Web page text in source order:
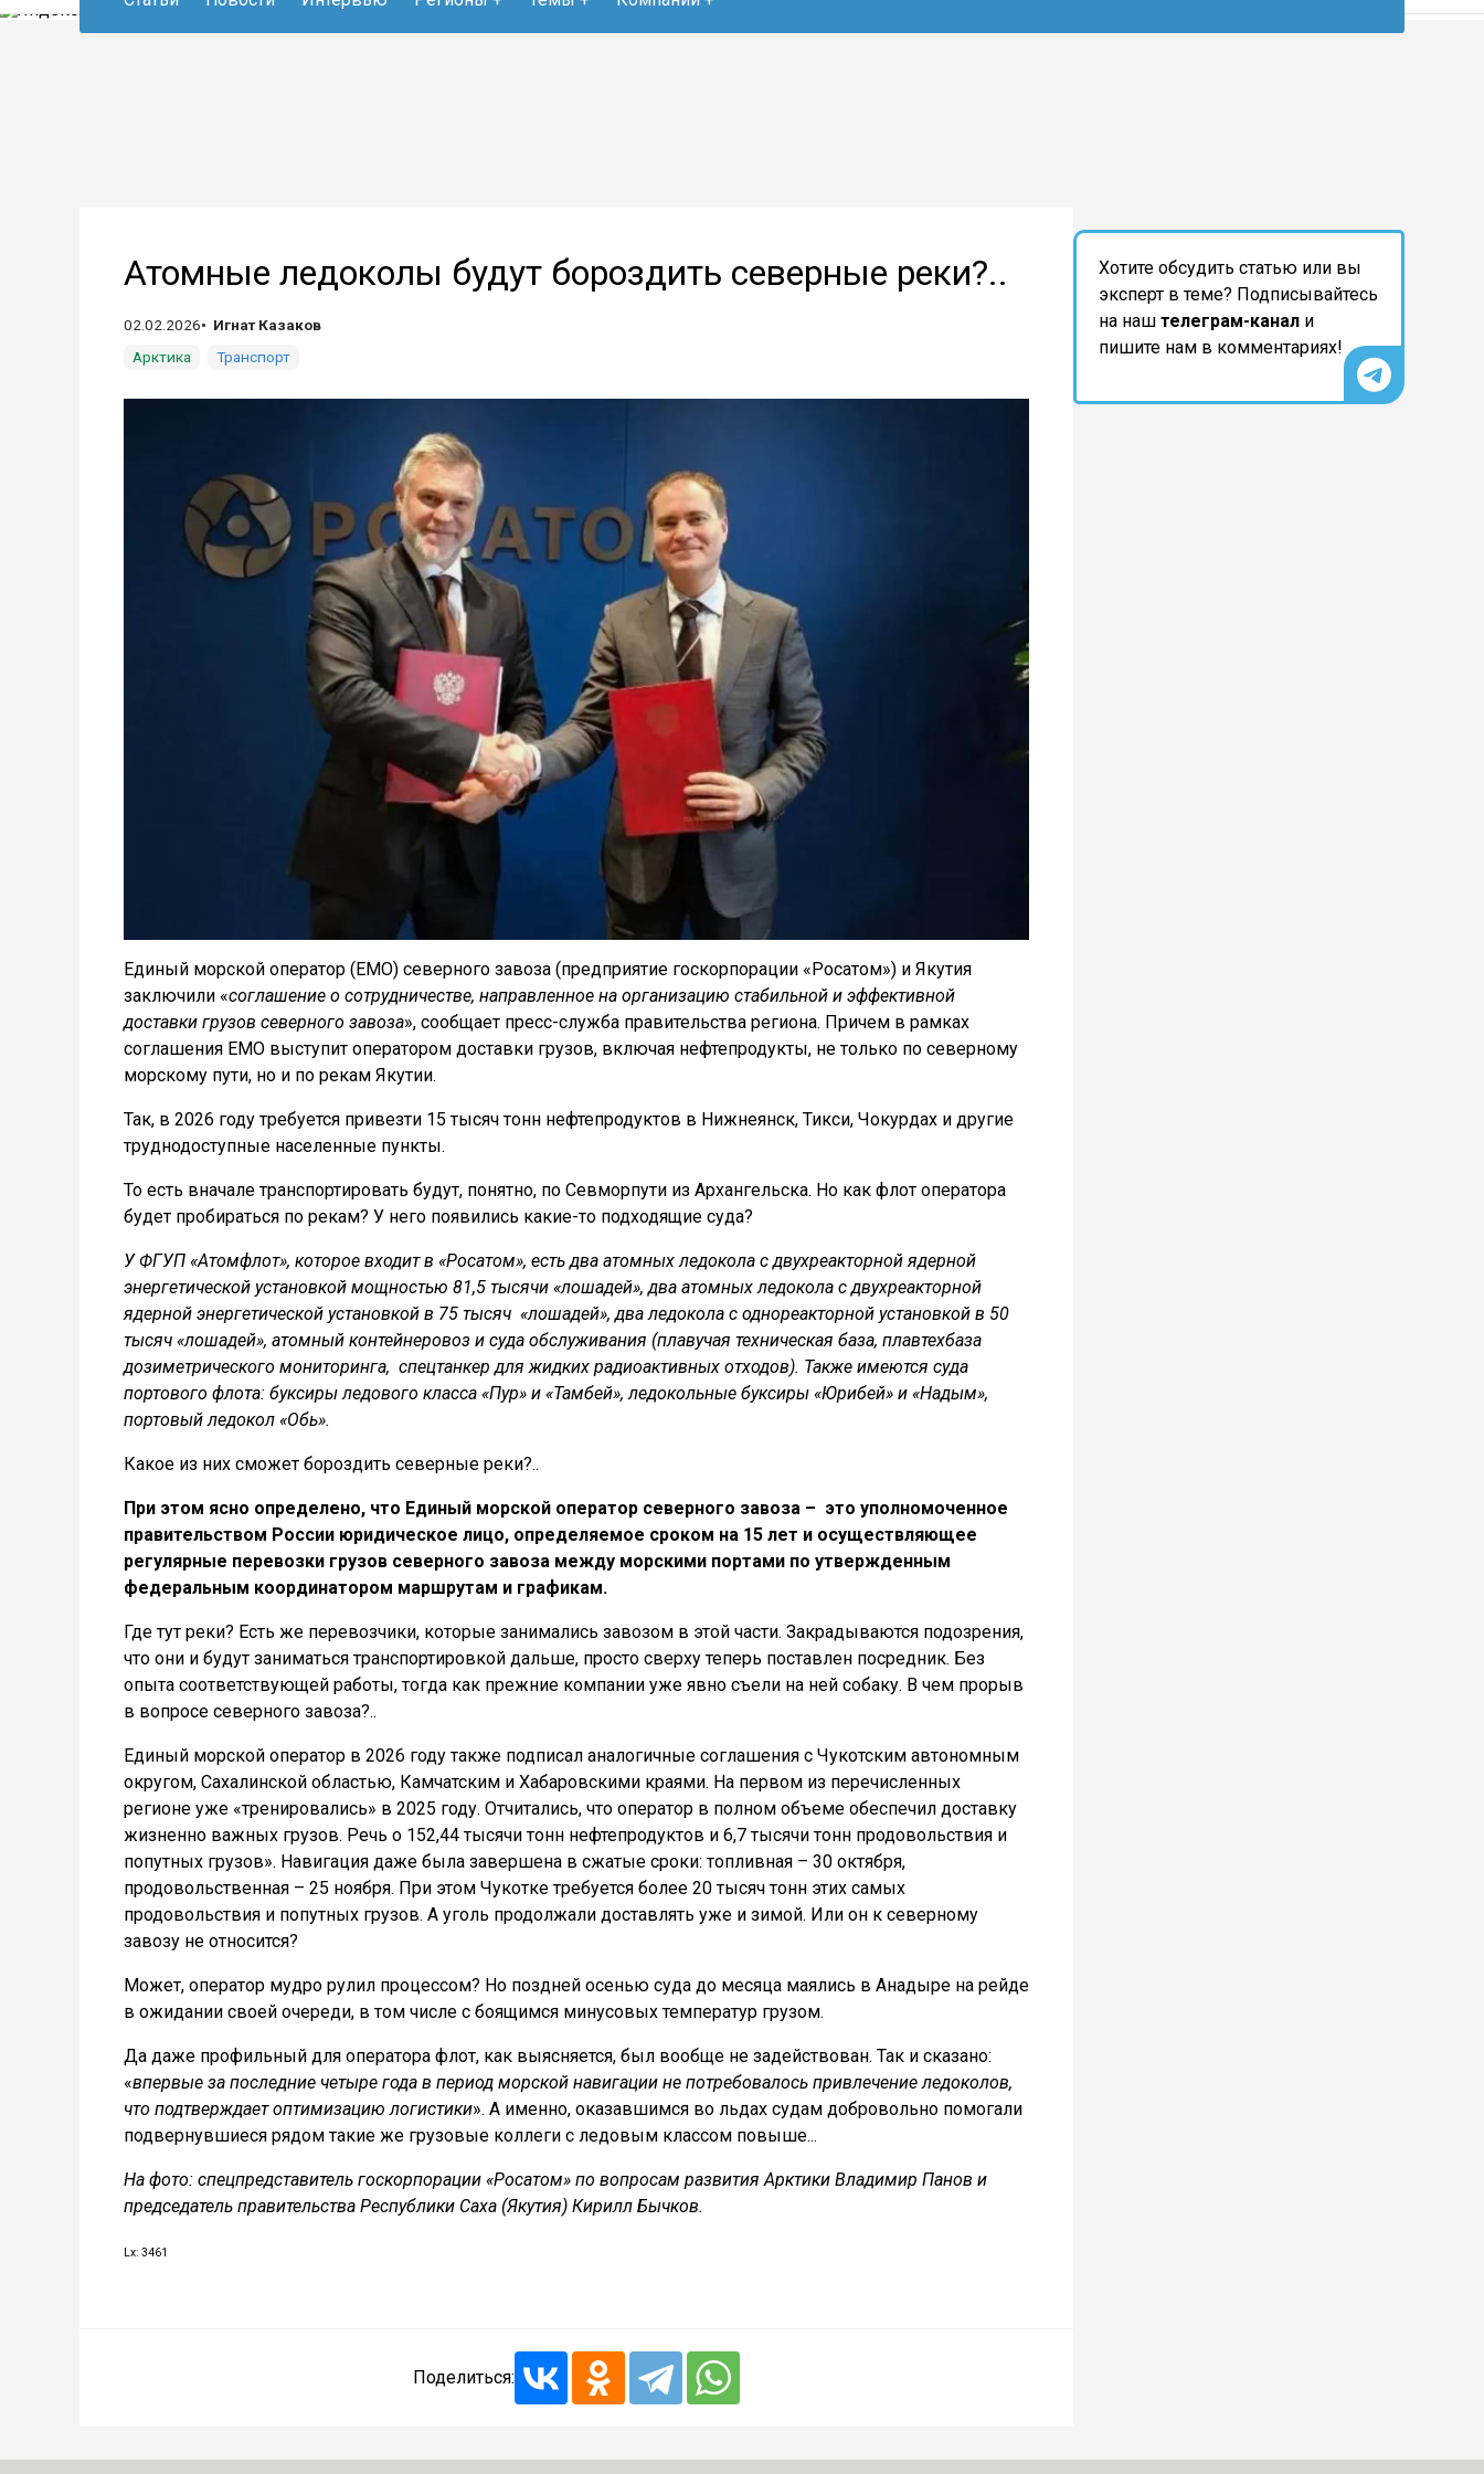
Атомные ледоколы будут бороздить северные реки?..
02.02.2026
Игнат Казаков
Арктика
Транспорт
Единый морской оператор (ЕМО) северного завоза (предприятие госкорпорации «Росатом») и Якутия
заключили «соглашение о сотрудничестве, направленное на организацию стабильной и эффективной
доставки грузов северного завоза», сообщает пресс-служба правительства региона. Причем в рамках
соглашения ЕМО выступит оператором доставки грузов, включая нефтепродукты, не только по северному
морскому пути, но и по рекам Якутии.
Так, в 2026 году требуется привезти 15 тысяч тонн нефтепродуктов в Нижнеянск, Тикси, Чокурдах и другие
труднодоступные населенные пункты.
То есть вначале транспортировать будут, понятно, по Севморпути из Архангельска. Но как флот оператора
будет пробираться по рекам? У него появились какие-то подходящие суда?
У ФГУП «Атомфлот», которое входит в «Росатом», есть два атомных ледокола с двухреакторной ядерной
энергетической установкой мощностью 81,5 тысячи «лошадей», два атомных ледокола с двухреакторной
ядерной энергетической установкой в 75 тысяч «лошадей», два ледокола с однореакторной установкой в 50
тысяч «лошадей», атомный контейнеровоз и суда обслуживания (плавучая техническая база, плавтехбаза
дозиметрического мониторинга, спецтанкер для жидких радиоактивных отходов). Также имеются суда
портового флота: буксиры ледового класса «Пур» и «Тамбей», ледокольные буксиры «Юрибей» и «Надым»,
портовый ледокол «Обь».
Какое из них сможет бороздить северные реки?..
При этом ясно определено, что Единый морской оператор северного завоза – это уполномоченное
правительством России юридическое лицо, определяемое сроком на 15 лет и осуществляющее
регулярные перевозки грузов северного завоза между морскими портами по утвержденным
федеральным координатором маршрутам и графикам.
Где тут реки? Есть же перевозчики, которые занимались завозом в этой части. Закрадываются подозрения,
что они и будут заниматься транспортировкой дальше, просто сверху теперь поставлен посредник. Без
опыта соответствующей работы, тогда как прежние компании уже явно съели на ней собаку. В чем прорыв
в вопросе северного завоза?..
Единый морской оператор в 2026 году также подписал аналогичные соглашения с Чукотским автономным
округом, Сахалинской областью, Камчатским и Хабаровскими краями. На первом из перечисленных
регионе уже «тренировались» в 2025 году. Отчитались, что оператор в полном объеме обеспечил доставку
жизненно важных грузов. Речь о 152,44 тысячи тонн нефтепродуктов и 6,7 тысячи тонн продовольствия и
попутных грузов». Навигация даже была завершена в сжатые сроки: топливная – 30 октября,
продовольственная – 25 ноября. При этом Чукотке требуется более 20 тысяч тонн этих самых
продовольствия и попутных грузов. А уголь продолжали доставлять уже и зимой. Или он к северному
завозу не относится?
Может, оператор мудро рулил процессом? Но поздней осенью суда до месяца маялись в Анадыре на рейде
в ожидании своей очереди, в том числе с боящимся минусовых температур грузом.
Да даже профильный для оператора флот, как выясняется, был вообще не задействован. Так и сказано:
«впервые за последние четыре года в период морской навигации не потребовалось привлечение ледоколов,
что подтверждает оптимизацию логистики». А именно, оказавшимся во льдах судам добровольно помогали
подвернувшиеся рядом такие же грузовые коллеги с ледовым классом повыше...
На фото: спецпредставитель госкорпорации «Росатом» по вопросам развития Арктики Владимир Панов и
председатель правительства Республики Саха (Якутия) Кирилл Бычков.
Lx: 3461
Поделиться:
Хотите обсудить статью или вы
эксперт в теме? Подписывайтесь
на наш телеграм-канал и
пишите нам в комментариях!